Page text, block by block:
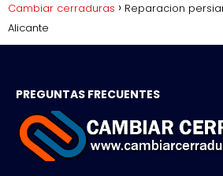
Cambiar cerraduras
Reparacion
Alicante
PREGUNTAS FRECUENTES